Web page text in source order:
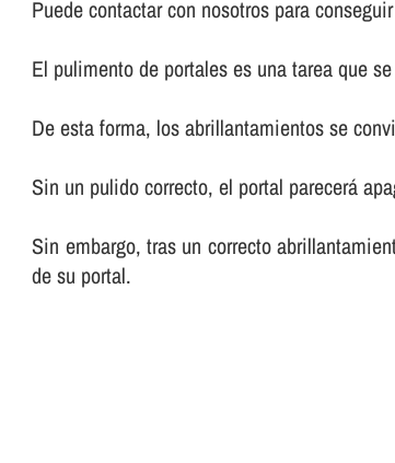
Puede contactar con nosotros para
El pulimento de portales es una tarea que
De esta forma, los abrillantamientos se
Sin un pulido correcto, el portal parecerá
Sin embargo, tras un correcto
de su portal.